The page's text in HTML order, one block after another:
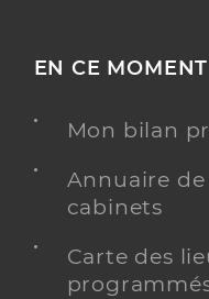
EN CE MOMENT
Mon bilan
Annuaire
cabinets
Carte des